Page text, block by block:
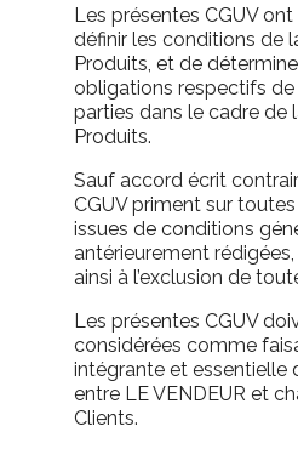
Les présentes CGUV
définir les conditions de
Produits, et de
obligations respectifs de
parties dans le cadre de
Produits.
Sauf accord écrit
CGUV priment sur
issues de conditions
antérieurement
ainsi à l’exclusion de
Les présentes CGUV
considérées comme
intégrante et essentielle
entre LE VENDEUR et
Clients.